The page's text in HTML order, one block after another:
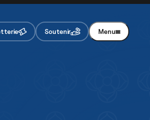
Soutenir Menu
Je m'inscris
En appuyant sur le bouton de validation, vous